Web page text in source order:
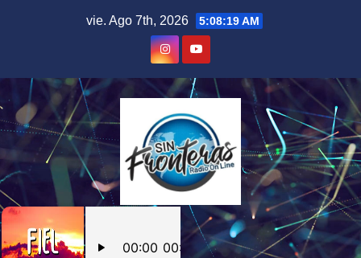
vie. Ago 7th, 2026 5:08:20 AM